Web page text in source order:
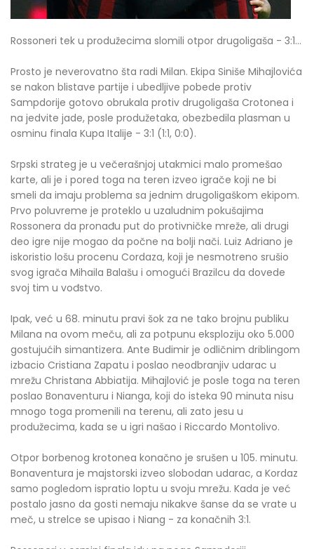
Rossoneri tek u produžecima slomili otpor drugoligaša - 3:1...
Prosto je neverovatno šta radi Milan. Ekipa Siniše Mihajlovića
se nakon blistave partije i ubedljive pobede protiv
Sampdorije gotovo obrukala protiv drugoligaša Crotonea i
na jedvite jade, posle produžetaka, obezbedila plasman u
osminu finala Kupa Italije - 3:1 (1:1, 0:0).
Srpski strateg je u večerašnjoj utakmici malo promešao
karte, ali je i pored toga na teren izveo igrače koji ne bi
smeli da imaju problema sa jednim drugoligaškom ekipom.
Prvo poluvreme je proteklo u uzaludnim pokušajima
Rossonera da pronađu put do protivničke mreže, ali drugi
deo igre nije mogao da počne na bolji nači. Luiz Adriano je
iskoristio lošu procenu Cordaza, koji je nesmotreno srušio
svog igrača Mihaila Balašu i omogući Brazilcu da dovede
svoj tim u vođstvo.
Ipak, već u 68. minutu pravi šok za ne tako brojnu publiku
Milana na ovom meču, ali za potpunu eksploziju oko 5.000
gostujućih simantizera. Ante Budimir je odličnim driblingom
izbacio Cristiana Zapatu i poslao neodbranjiv udarac u
mrežu Christana Abbiatija. Mihajlović je posle toga na teren
poslao Bonaventuru i Nianga, koji do isteka 90 minuta nisu
mnogo toga promenili na terenu, ali zato jesu u
produžecima, kada se u igri našao i Riccardo Montolivo.
Otpor borbenog krotonea konačno je srušen u 105. minutu.
Bonaventura je majstorski izveo slobodan udarac, a Kordaz
samo pogledom ispratio loptu u svoju mrežu. Kada je već
postalo jasno da gosti nemaju nikakve šanse da se vrate u
meč, u strelce se upisao i Niang - za konačnih 3:1.